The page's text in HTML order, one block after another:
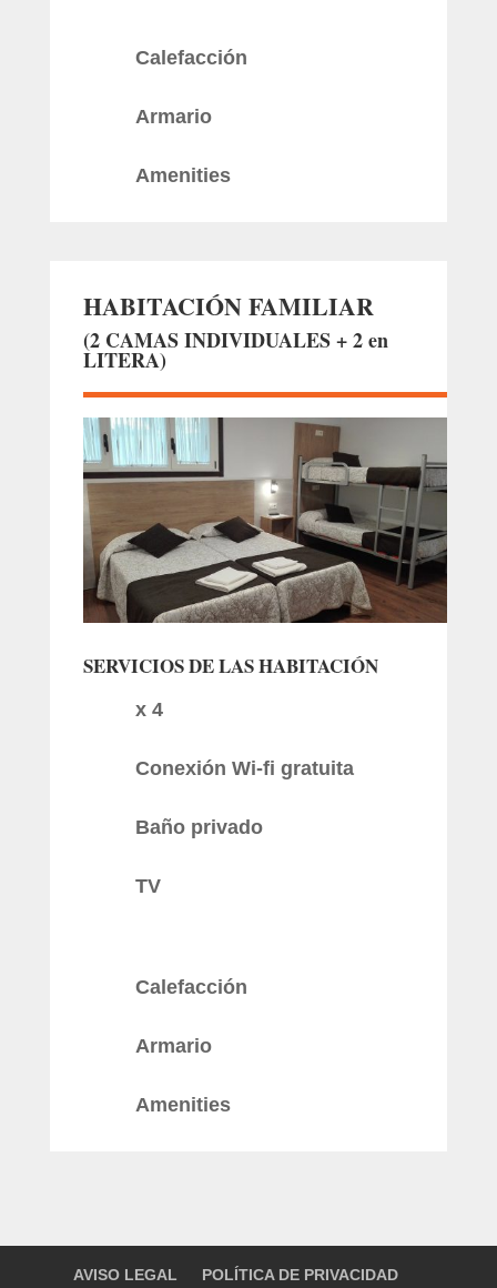
Calefacción
Armario
Amenities
HABITACIÓN FAMILIAR
(2 CAMAS INDIVIDUALES + 2 en
LITERA)
SERVICIOS DE LAS HABITACIÓN
x 4
Conexión Wi-fi gratuita
Baño privado
TV
Calefacción
Armario
Amenities
AVISO LEGAL POLÍTICA DE PRIVACIDAD